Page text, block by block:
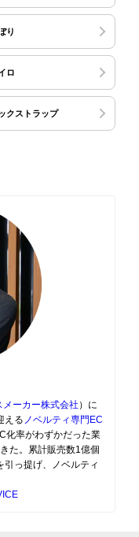
り
ロ
クストラップ
メーカー株式会社 ）に
える ノベルティ専門EC
化率がわずかだった業
た。累計販売数1億個
っ提げ、ノベルティ